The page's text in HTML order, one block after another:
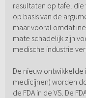
resultaten op tafel die
op basis van de
maar vooral omdat
mate schadelijk zijn
medische industrie
De nieuw
medicijnen) worden
de FDA in de VS. De